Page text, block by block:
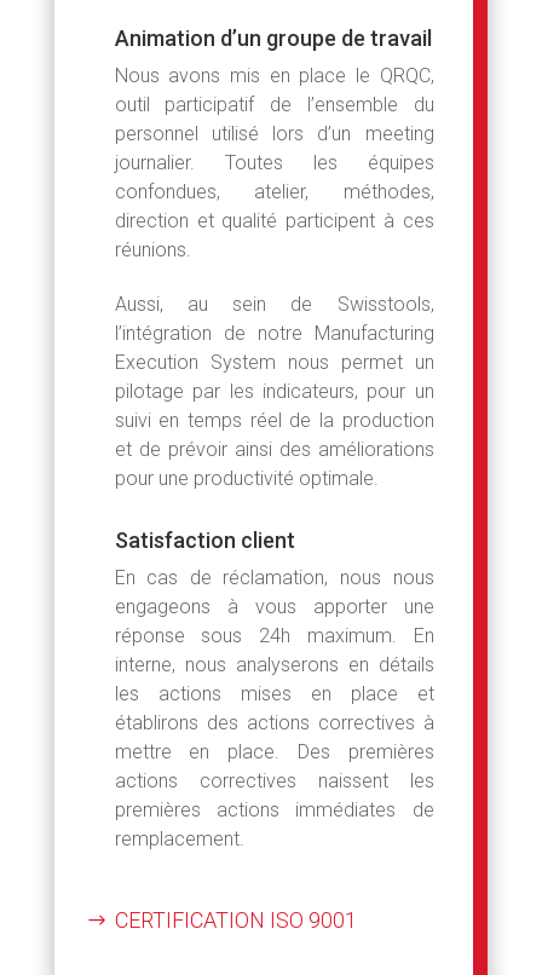
Animation d’un groupe de travail
Nous avons mis en place le QRQC,
outil participatif de l’ensemble du
personnel utilisé lors d’un meeting
journalier. Toutes les équipes
confondues, atelier, méthodes,
direction et qualité participent à ces
réunions.
Aussi, au sein de Swisstools,
l’intégration de notre Manufacturing
Execution System nous permet un
pilotage par les indicateurs, pour un
suivi en temps réel de la production
et de prévoir ainsi des améliorations
pour une productivité optimale.
Satisfaction client
En cas de réclamation, nous nous
engageons à vous apporter une
réponse sous 24h maximum. En
interne, nous analyserons en détails
les actions mises en place et
établirons des actions correctives à
mettre en place. Des premières
actions correctives naissent les
premières actions immédiates de
remplacement.
CERTIFICATION ISO 9001